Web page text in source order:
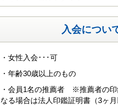
入会につい
・女性入会･･･可
・年齢30歳以上のもの
・会員1名の推薦者 ※推薦者の印
なる場合は法人印鑑証明書（3ヶ